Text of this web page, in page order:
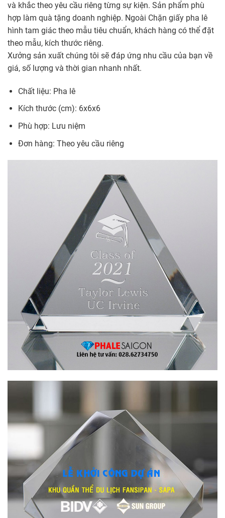
và khắc theo yêu cầu riêng từng sự kiện. Sản phẩm phù
hợp làm quà tặng doanh nghiệp. Ngoài Chặn giấy pha lê
hình tam giác theo mẫu tiêu chuẩn, khách hàng có thể đặt
theo mẫu, kích thước riêng.
Xưởng sản xuất chúng tôi sẽ đáp ứng nhu cầu của bạn về
giá, số lượng và thời gian nhanh nhất.
Chất liệu: Pha lê
Kích thước (cm): 6x6x6
Phù hợp: Lưu niệm
Đơn hàng: Theo yêu cầu riêng